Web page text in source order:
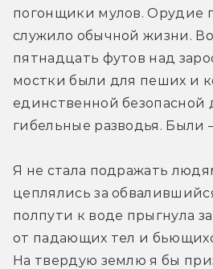
погонщики мулов. Орудие
служило обычной жизни.
пятнадцать футов над
мостки были для пеших и
единственной безопасной
гибельные разводья. Были
Я не стала подражать
цеплялись за
полпути к воде прыгнула
от падающих тел и
На твердую землю я бы